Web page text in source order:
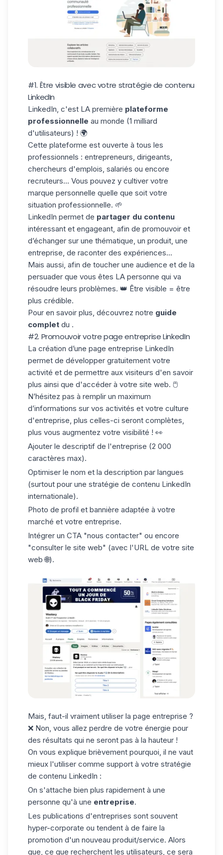
#1. Être visible avec votre stratégie de contenu
LinkedIn
LinkedIn, c'est LA première plateforme
professionnelle au monde (1 milliard
d'utilisateurs) ! 🌍
Cette plateforme est ouverte à tous les
professionnels : entrepreneurs, dirigeants,
chercheurs d'emplois, salariés ou encore
recruteurs... Vous pouvez y cultiver votre
marque personnelle quelle que soit votre
situation professionnelle. 🌱
LinkedIn permet de partager du contenu
intéressant et engageant, afin de promouvoir et
d’échanger sur une thématique, un produit, une
entreprise, de raconter des expériences...
Mais aussi, afin de toucher une audience et de la
persuader que vous êtes LA personne qui va
résoudre leurs problèmes. 👑 Être visible = être
plus crédible.
Pour en savoir plus, découvrez notre guide
complet du .
#2. Promouvoir votre page entreprise LinkedIn
La création d’une page entreprise LinkedIn
permet de développer gratuitement votre
activité et de permettre aux visiteurs d'en savoir
plus ainsi que d'accéder à votre site web. 🖱️
N’hésitez pas à remplir un maximum
d’informations sur vos activités et votre culture
d'entreprise, plus celles-ci seront complètes,
plus vous augmentez votre visibilité ! 👀
Ajouter le descriptif de l'entreprise (2 000
caractères max).
Optimiser le nom et la description par langues
(surtout pour une stratégie de contenu LinkedIn
internationale).
Photo de profil et bannière adaptée à votre
marché et votre entreprise.
Intégrer un CTA "nous contacter" ou encore
"consulter le site web" (avec l'URL de votre site
web 🌐).
Mais, faut-il vraiment utiliser la page entreprise ?
❌ Non, vous allez perdre de votre énergie pour
des résultats qui ne seront pas à la hauteur !
On vous explique brièvement pourquoi, il ne vaut
mieux l'utiliser comme support à votre stratégie
de contenu LinkedIn :
On s'attache bien plus rapidement à une
personne qu'à une entreprise.
Les publications d'entreprises sont souvent
hyper-corporate ou tendent à de faire la
promotion d'un nouveau produit/service. Alors
que, ce que recherchent les utilisateurs, ce sera